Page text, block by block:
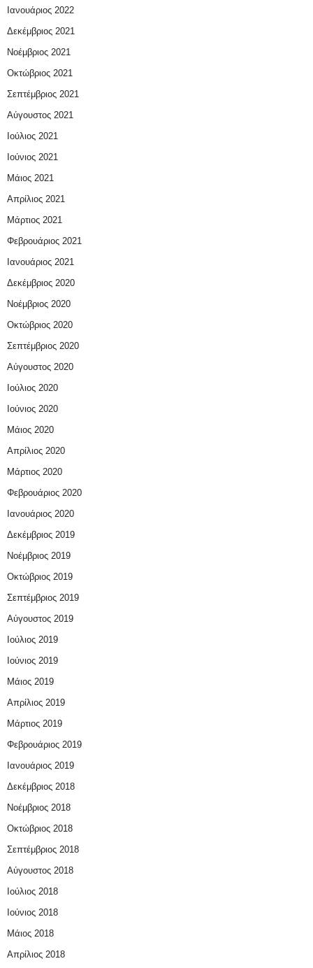
Ιανουάριος 2022
Δεκέμβριος 2021
Νοέμβριος 2021
Οκτώβριος 2021
Σεπτέμβριος 2021
Αύγουστος 2021
Ιούλιος 2021
Ιούνιος 2021
Μάιος 2021
Απρίλιος 2021
Μάρτιος 2021
Φεβρουάριος 2021
Ιανουάριος 2021
Δεκέμβριος 2020
Νοέμβριος 2020
Οκτώβριος 2020
Σεπτέμβριος 2020
Αύγουστος 2020
Ιούλιος 2020
Ιούνιος 2020
Μάιος 2020
Απρίλιος 2020
Μάρτιος 2020
Φεβρουάριος 2020
Ιανουάριος 2020
Δεκέμβριος 2019
Νοέμβριος 2019
Οκτώβριος 2019
Σεπτέμβριος 2019
Αύγουστος 2019
Ιούλιος 2019
Ιούνιος 2019
Μάιος 2019
Απρίλιος 2019
Μάρτιος 2019
Φεβρουάριος 2019
Ιανουάριος 2019
Δεκέμβριος 2018
Νοέμβριος 2018
Οκτώβριος 2018
Σεπτέμβριος 2018
Αύγουστος 2018
Ιούλιος 2018
Ιούνιος 2018
Μάιος 2018
Απρίλιος 2018